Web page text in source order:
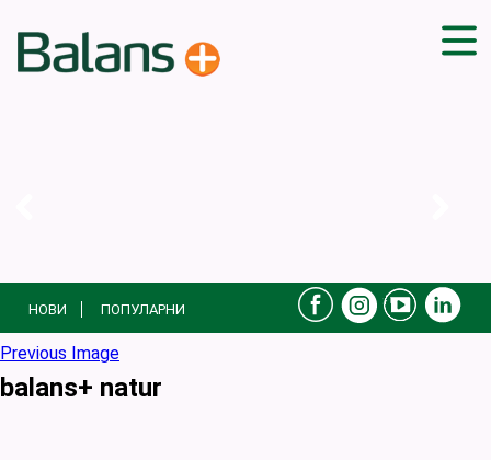
БЛОГ
ПРОИЗВОДИ
НОВИ ПОПУЛАРНИ
Previous Image
balans+ natur